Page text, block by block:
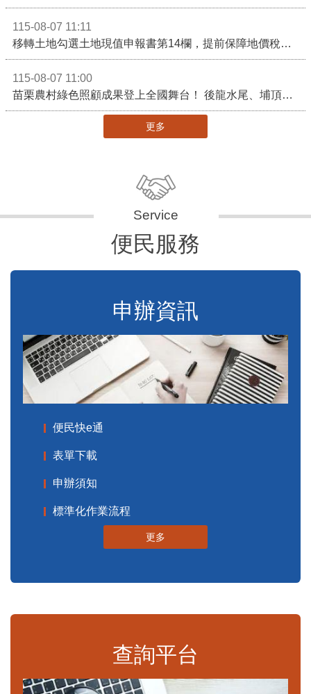
115-08-07 11:11
移轉土地勾選土地現值申報書第14欄，提前保障地價稅節稅權益
115-08-07 11:00
苗栗農村綠色照顧成果登上全國舞台！ 後龍水尾、埔頂社區前進2026高齡健康產業博覽會
更多
便民服務
申辦資訊
便民快e通
表單下載
申辦須知
標準化作業流程
更多
查詢平台